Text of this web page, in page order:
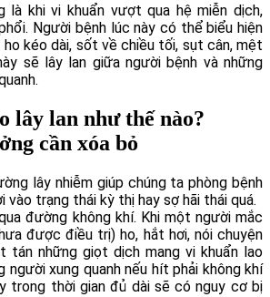
là khi vi khuẩn vượt qua hệ miễn dịch,
Người bệnh lúc này có thể biểu hiện
kéo dài, sốt về chiều tối, sụt cân, mệt
sẽ lây lan giữa người bệnh và những
lây lan như thế nào?
cần xóa bỏ
lây nhiễm giúp chúng ta phòng bệnh
vào trạng thái kỳ thị hay sợ hãi thái quá.
đường không khí. Khi một người mắc
được điều trị) ho, hắt hơi, nói chuyện
tán những giọt dịch mang vi khuẩn lao
người xung quanh nếu hít phải không khí
trong thời gian đủ dài sẽ có nguy cơ bị